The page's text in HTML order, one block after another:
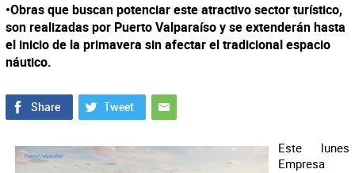
•Obras que buscan potenciar este atractivo sector turístico,
son realizadas por Puerto Valparaíso y se extenderán hasta
el inicio de la primavera sin afectar el tradicional espacio
náutico.
Este lunes
Empresa